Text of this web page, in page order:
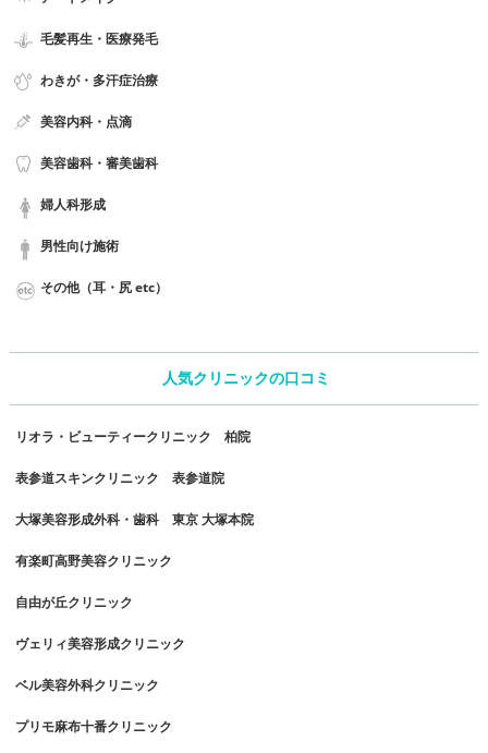
毛髪再生・医療発毛
わきが・多汗症治療
美容内科・点滴
美容歯科・審美歯科
婦人科形成
男性向け施術
その他（耳・尻 etc）
人気クリニックの口コミ
リオラ・ビューティークリニック 柏院
表参道スキンクリニック 表参道院
大塚美容形成外科・歯科 東京 大塚本院
有楽町高野美容クリニック
自由が丘クリニック
ヴェリィ美容形成クリニック
ベル美容外科クリニック
プリモ麻布十番クリニック